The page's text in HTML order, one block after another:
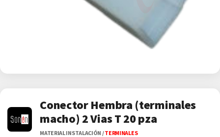
Conector Hembra (terminales
macho) 2 Vias T 20 pza
MATERIAL INSTALACIÓN /TERMINALES